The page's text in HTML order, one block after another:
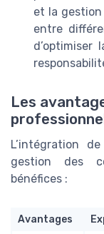
et la gestion
entre
Les
L’intégration
gestion des
bénéfices :
Avantages